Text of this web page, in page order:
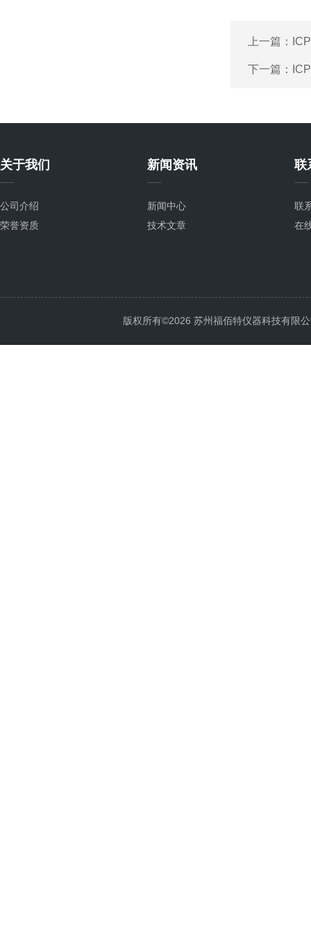
上一篇：
下一篇：
关于我们
公司介绍
荣誉资质
新闻资讯
新闻中心
技术文章
联
联
在
版权所有©2026 苏州福佰特仪器科技有限